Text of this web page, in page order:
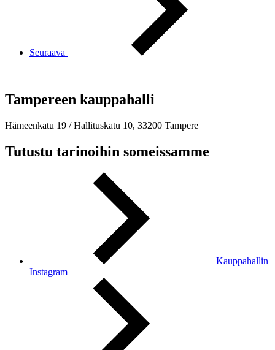
Seuraava
Tampereen kauppahalli
Hämeenkatu 19 / Hallituskatu 10, 33200 Tampere
Tutustu tarinoihin someissamme
Kauppahallin
Instagram